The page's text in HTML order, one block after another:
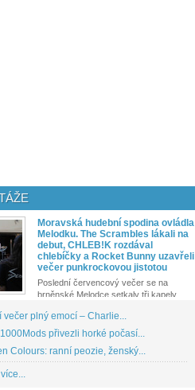
Moravská hudební spodina ovládla
Melodku. The Scrambles lákali na
debut, CHLEB!K rozdával
chlebíčky a Rocket Bunny uzavřeli
večer punkrockovou jistotou
Poslední červencový večer se na
brněnské Melodce setkaly tři kapely...
večer plný emocí – Charlie...
přivezli horké počasí...
Colours: ranní peozie, ženský...